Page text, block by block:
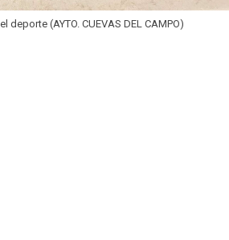
(AYTO. CUEVAS DEL CAMPO)